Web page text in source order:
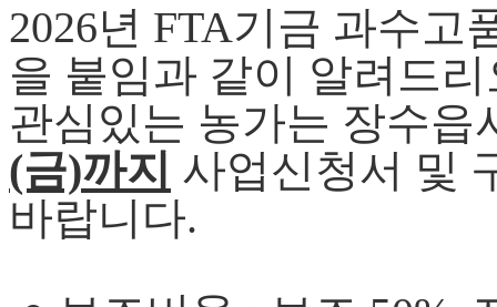
2026년 FTA기금 과수고
을 붙임과 같이 알려드
관심있는 농가는 장수
(금)까지 사업신청서 및
바랍니다.